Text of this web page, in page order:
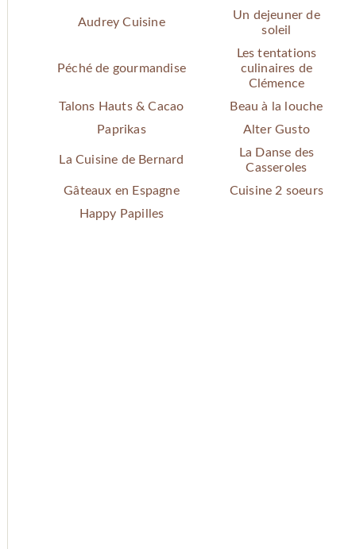
Audrey Cuisine
Un dejeuner de
soleil
Péché de gourmandise
Les tentations
culinaires de
Clémence
Talons Hauts & Cacao
Beau à la louche
Paprikas
Alter Gusto
La Cuisine de Bernard
La Danse des
Casseroles
Gâteaux en Espagne
Cuisine 2 soeurs
Happy Papilles